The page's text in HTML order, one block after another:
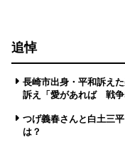
追悼
長崎市出身・平和訴え
訴え「愛があれば 戦争
つげ義春さんと白土三
は？